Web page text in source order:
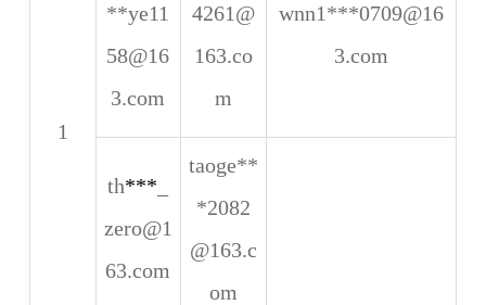
1
**ye11
58@16
3.com
4261@
163.co
m
wnn1***0709@16
3.com
th***
zero@1
63.com
taoge**
*2082
@163.c
om